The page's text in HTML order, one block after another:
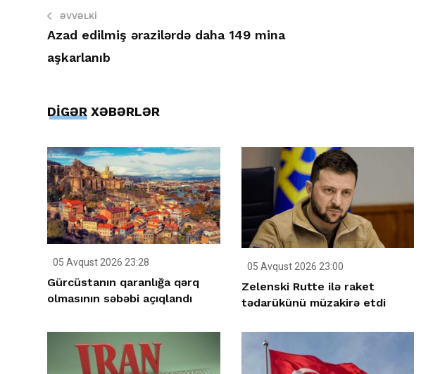
ƏVVƏLKI
Azad edilmiş ərazilərdə daha 149 mina
aşkarlanıb
DİGƏR XƏBƏRLƏR
05 Avqust 2026 23:28
Gürcüstanın qaranlığa qərq
olmasının səbəbi açıqlandı
05 Avqust 2026 23:00
Zelenski Rutte ilə raket
tədarükünü müzakirə etdi